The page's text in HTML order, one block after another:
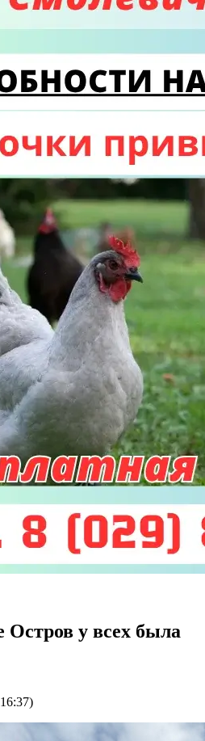
Остров у всех была